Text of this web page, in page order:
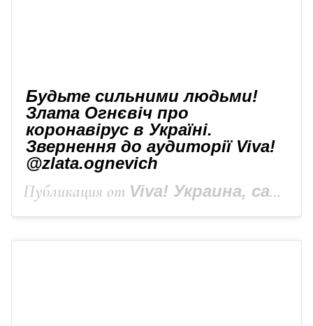
Будьте сильними людьми!
Злата Огнєвіч про
коронавірус в Україні.
Звернення до аудиторії Viva!
@zlata.ognevich
Публикация от Viva! Украина, сайт Viva.ua